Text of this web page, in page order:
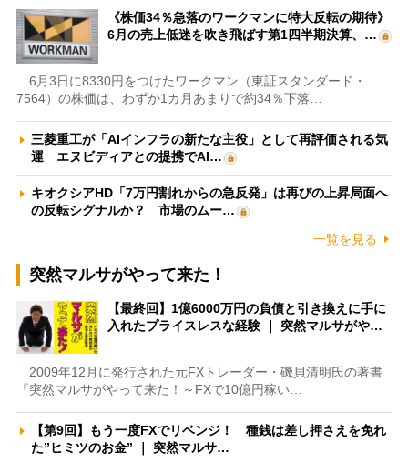
《株価34％急落のワークマンに特大反転の期待》
6月の売上低迷を吹き飛ばす第1四半期決算、…
6月3日に8330円をつけたワークマン（東証スタンダード・
7564）の株価は、わずか1カ月あまりで約34％下落…
三菱重工が「AIインフラの新たな主役」として再評価される気
運 エヌビディアとの提携でAI…
キオクシアHD「7万円割れからの急反発」は再びの上昇局面へ
の反転シグナルか？ 市場のムー…
一覧を見る
突然マルサがやって来た！
【最終回】1億6000万円の負債と引き換えに手に
入れたプライスレスな経験 ｜ 突然マルサがや…
2009年12月に発行された元FXトレーダー・磯貝清明氏の著書
『突然マルサがやって来た！～FXで10億円稼い…
【第9回】もう一度FXでリベンジ！ 種銭は差し押さえを免れ
た”ヒミツのお金” ｜ 突然マルサ…